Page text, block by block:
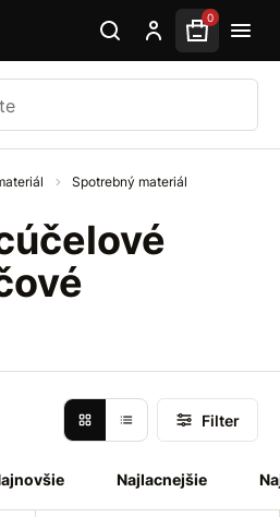
0
Spotrebný materiál
Najlacnejšie
Filter